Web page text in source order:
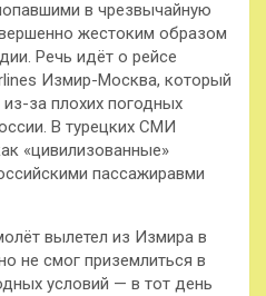
в чрезвычайную
жестоким образом
Речь идёт о рейсе
Измир-Москва, который
за плохих погодных
В турецких СМИ
«цивилизованные»
пассажиравми
вылетел из Измира в
не смог приземлиться в
условий — в тот день